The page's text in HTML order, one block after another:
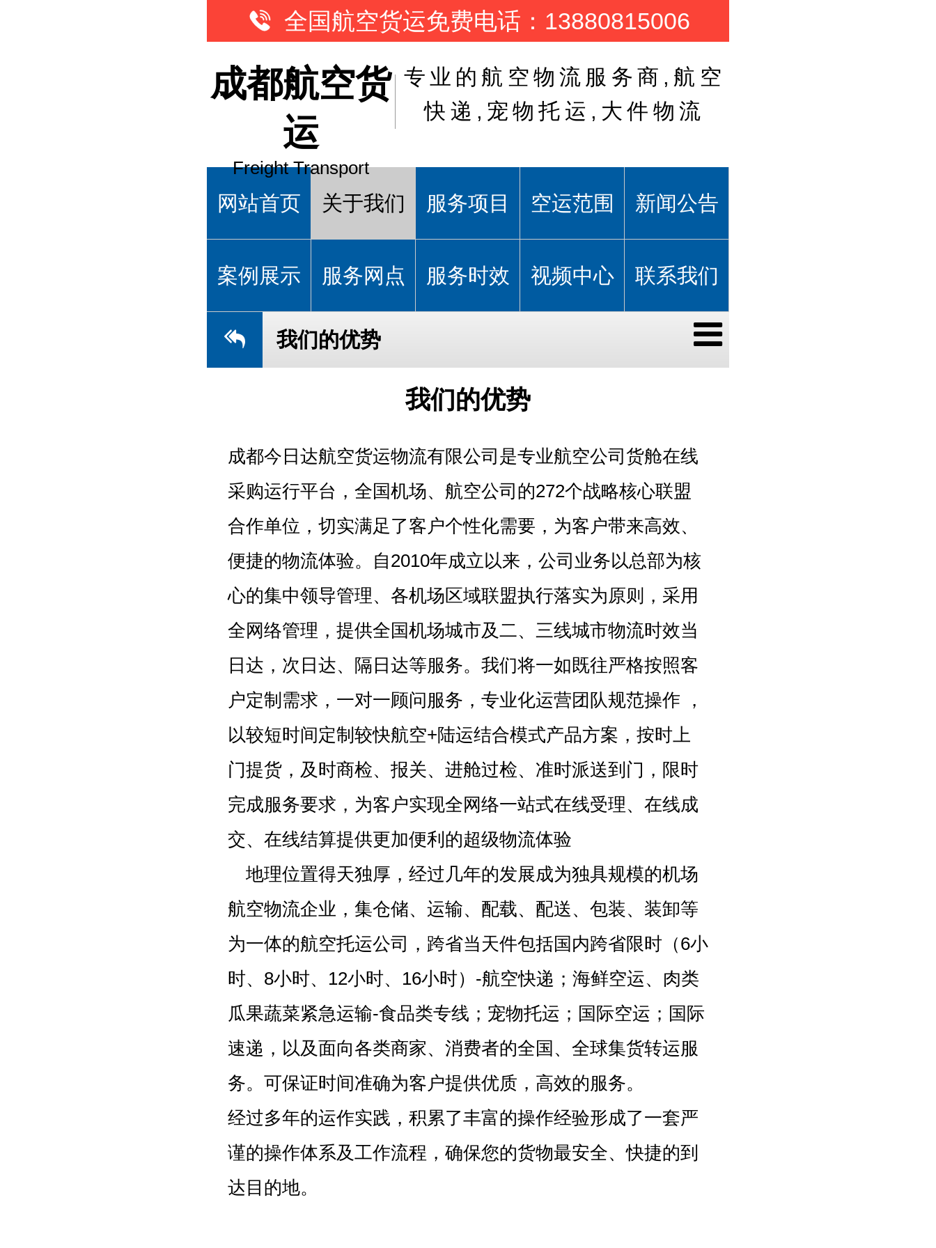
全国航空货运免费电话：13880815006
成都航空货
运
Freight Transport
专业的航空物流服务商,航空
快递,宠物托运,大件物流
网站首页 关于我们 服务项目 空运范围 新闻公告
案例展示 服务网点 服务时效 视频中心 联系我们
我们的优势
我们的优势
成都今日达航空货运物流有限公司是专业航空公司货舱在线
采购运行平台，全国机场、航空公司的272个战略核心联盟
合作单位，切实满足了客户个性化需要，为客户带来高效、
便捷的物流体验。自2010年成立以来，公司业务以总部为核
心的集中领导管理、各机场区域联盟执行落实为原则，采用
全网络管理，提供全国机场城市及二、三线城市物流时效当
日达，次日达、隔日达等服务。我们将一如既往严格按照客
户定制需求，一对一顾问服务，专业化运营团队规范操作 ，
以较短时间定制较快航空+陆运结合模式产品方案，按时上
门提货，及时商检、报关、进舱过检、准时派送到门，限时
完成服务要求，为客户实现全网络一站式在线受理、在线成
交、在线结算提供更加便利的超级物流体验
地理位置得天独厚，经过几年的发展成为独具规模的机场
航空物流企业，集仓储、运输、配载、配送、包装、装卸等
为一体的航空托运公司，跨省当天件包括国内跨省限时（6小
时、8小时、12小时、16小时）-航空快递；海鲜空运、肉类
瓜果蔬菜紧急运输-食品类专线；宠物托运；国际空运；国际
速递，以及面向各类商家、消费者的全国、全球集货转运服
务。可保证时间准确为客户提供优质，高效的服务。
经过多年的运作实践，积累了丰富的操作经验形成了一套严
谨的操作体系及工作流程，确保您的货物最安全、快捷的到
达目的地。